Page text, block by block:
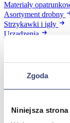
Zgoda
Niniejsza
Materiały
Asortyment drobny
Strzykawki i igły
Urządzenia
Profilaktyka i
Pulsoksymetry
Ciśnieniomierze